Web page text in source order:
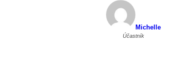
Michelle
Účastník